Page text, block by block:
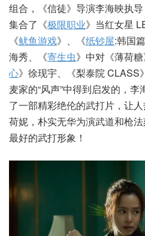
组合，《信徒》导演李海映执导
集合了《极限职业》当红女星
《鱿鱼游戏》、《纸钞屋:韩国
海秀、《寄生虫》中对《薄荷
心》徐现宇、《梨泰院 CLASS
麦家的“风声”中得到启发的，
了一部精彩绝伦的武打片，让
荷妮，朴实无华为演武道和枪
最好的武打形象！